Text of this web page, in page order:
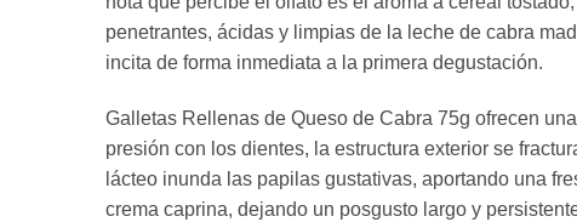
penetrantes, ácidas y limpias de la leche de cabra
incita de forma inmediata a la primera degustación.
Galletas Rellenas de Queso de Cabra 75g ofrecen
presión con los dientes, la estructura exterior se
lácteo inunda las papilas gustativas, aportando una
crema caprina, dejando un posgusto largo y